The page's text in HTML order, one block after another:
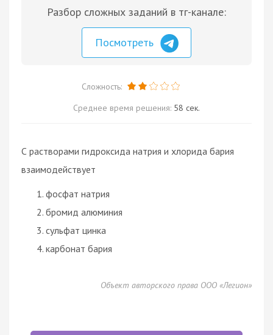
Разбор сложных заданий в тг-канале:
Посмотреть
Сложность:
Среднее время решения: 58 сек.
С растворами гидроксида натрия и хлорида бария
взаимодействует
фосфат натрия
бромид алюминия
сульфат цинка
карбонат бария
Объект авторского права ООО «Легион»